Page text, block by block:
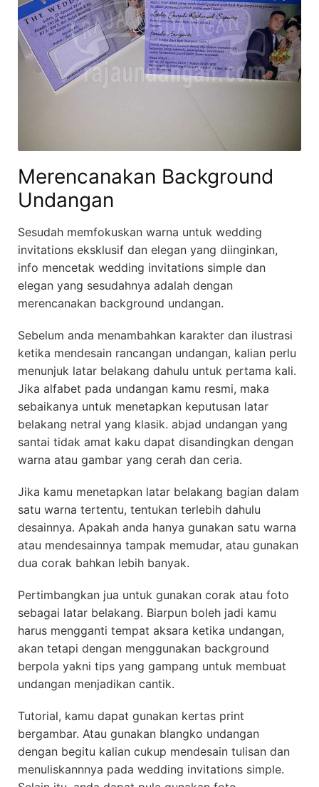
Merencanakan Background
Undangan
Sesudah memfokuskan warna untuk wedding
invitations eksklusif dan elegan yang diinginkan,
info mencetak wedding invitations simple dan
elegan yang sesudahnya adalah dengan
merencanakan background undangan.
Sebelum anda menambahkan karakter dan ilustrasi
ketika mendesain rancangan undangan, kalian perlu
menunjuk latar belakang dahulu untuk pertama kali.
Jika alfabet pada undangan kamu resmi, maka
sebaikanya untuk menetapkan keputusan latar
belakang netral yang klasik. abjad undangan yang
santai tidak amat kaku dapat disandingkan dengan
warna atau gambar yang cerah dan ceria.
Jika kamu menetapkan latar belakang bagian dalam
satu warna tertentu, tentukan terlebih dahulu
desainnya. Apakah anda hanya gunakan satu warna
atau mendesainnya tampak memudar, atau gunakan
dua corak bahkan lebih banyak.
Pertimbangkan jua untuk gunakan corak atau foto
sebagai latar belakang. Biarpun boleh jadi kamu
harus mengganti tempat aksara ketika undangan,
akan tetapi dengan menggunakan background
berpola yakni tips yang gampang untuk membuat
undangan menjadikan cantik.
Tutorial, kamu dapat gunakan kertas print
bergambar. Atau gunakan blangko undangan
dengan begitu kalian cukup mendesain tulisan dan
menuliskannnya pada wedding invitations simple.